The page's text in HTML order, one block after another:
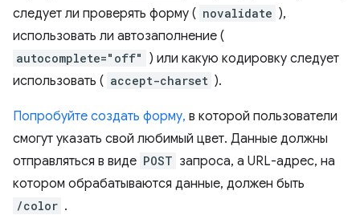
следует ли проверять форму ( novalidate ),
использовать ли автозаполнение (
autocomplete="off"
) или какую кодировку следует
использовать ( accept-charset ).
Попробуйте создать форму, в которой пользователи
смогут указать свой любимый цвет. Данные должны
отправляться в виде POST запроса, а URL-адрес, на
котором обрабатываются данные, должен быть
/color .